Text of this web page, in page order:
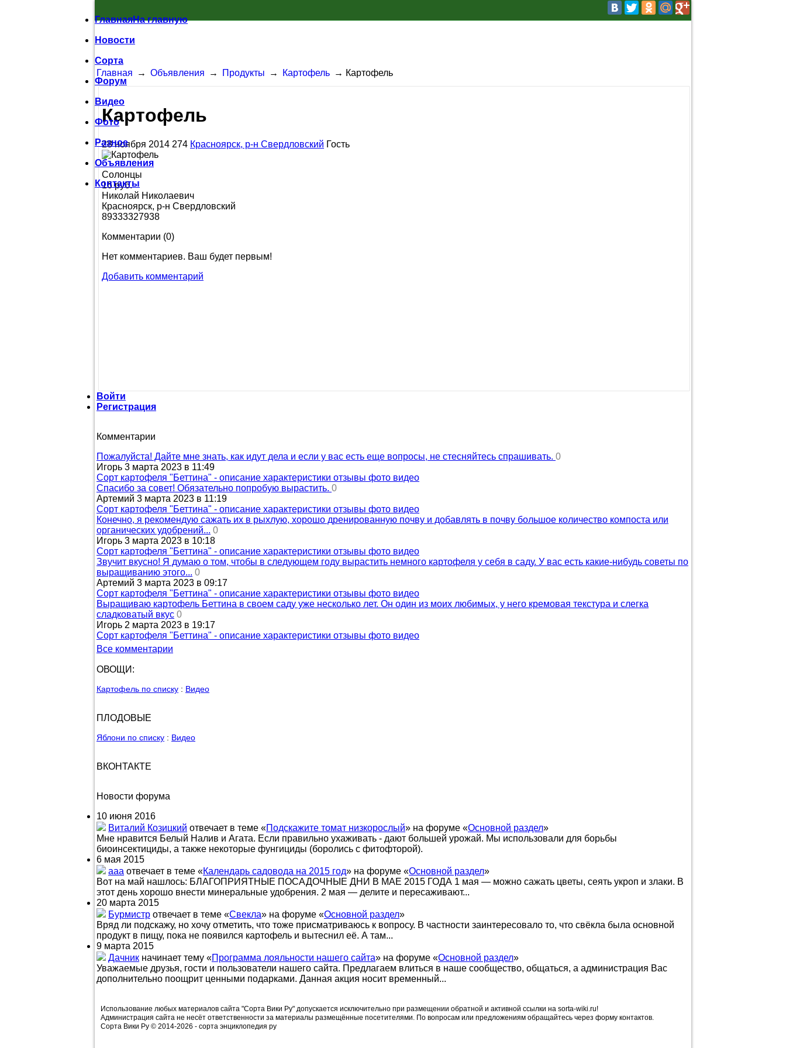
ГлавнаяНа главную
Новости
Сорта
Форум
Видео
Фото
Разное
Объявления
Контакты
Главная → Объявления → Продукты → Картофель → Картофель
Картофель
28 ноября 2014 274 Красноярск, р-н Свердловский Гость
Солонцы
16 руб.
Николай Николаевич
Красноярск, р-н Свердловский
89333327938
Комментарии (0)
Нет комментариев. Ваш будет первым!
Добавить комментарий
Войти
Регистрация
Комментарии
Пожалуйста! Дайте мне знать, как идут дела и если у вас есть еще вопросы, не стесняйтесь спрашивать. 0
Игорь 3 марта 2023 в 11:49
Сорт картофеля "Беттина" - описание характеристики отзывы фото видео
Спасибо за совет! Обязательно попробую вырастить. 0
Артемий 3 марта 2023 в 11:19
Сорт картофеля "Беттина" - описание характеристики отзывы фото видео
Конечно, я рекомендую сажать их в рыхлую, хорошо дренированную почву и добавлять в почву большое количество компоста или
органических удобрений... 0
Игорь 3 марта 2023 в 10:18
Сорт картофеля "Беттина" - описание характеристики отзывы фото видео
Звучит вкусно! Я думаю о том, чтобы в следующем году вырастить немного картофеля у себя в саду. У вас есть какие-нибудь советы по
выращиванию этого... 0
Артемий 3 марта 2023 в 09:17
Сорт картофеля "Беттина" - описание характеристики отзывы фото видео
Выращиваю картофель Беттина в своем саду уже несколько лет. Он один из моих любимых, у него кремовая текстура и слегка
сладковатый вкус 0
Игорь 2 марта 2023 в 19:17
Сорт картофеля "Беттина" - описание характеристики отзывы фото видео
Все комментарии
ОВОЩИ:
Картофель по списку : Видео
ПЛОДОВЫЕ
Яблони по списку : Видео
ВКОНТАКТЕ
Новости форума
10 июня 2016
Виталий Козицкий отвечает в теме «Подскажите томат низкорослый» на форуме «Основной раздел»
Мне нравится Белый Налив и Агата. Если правильно ухаживать - дают большей урожай. Мы использовали для борьбы
биоинсектициды, а также некоторые фунгициды (боролись с фитофторой).
6 мая 2015
aaa отвечает в теме «Календарь садовода на 2015 год» на форуме «Основной раздел»
Вот на май нашлось: БЛАГОПРИЯТНЫЕ ПОСАДОЧНЫЕ ДНИ В МАЕ 2015 ГОДА 1 мая — можно сажать цветы, сеять укроп и злаки. В
этот день хорошо внести минеральные удобрения. 2 мая — делите и пересаживают...
20 марта 2015
Бурмистр отвечает в теме «Свекла» на форуме «Основной раздел»
Вряд ли подскажу, но хочу отметить, что тоже присматриваюсь к вопросу. В частности заинтересовало то, что свёкла была основной
продукт в пищу, пока не появился картофель и вытеснил её. А там...
9 марта 2015
Дачник начинает тему «Программа лояльности нашего сайта» на форуме «Основной раздел»
Уважаемые друзья, гости и пользователи нашего сайта. Предлагаем влиться в наше сообщество, общаться, а администрация Вас
дополнительно поощрит ценными подарками. Данная акция носит временный...
Использование любых материалов сайта "Сорта Вики Ру" допускается исключительно при размещении обратной и активной ссылки на sorta-wiki.ru!
Администрация сайта не несёт ответственности за материалы размещённые посетителями. По вопросам или предложениям обращайтесь через форму контактов.
Сорта Вики Ру © 2014-2026 - сорта энциклопедия ру